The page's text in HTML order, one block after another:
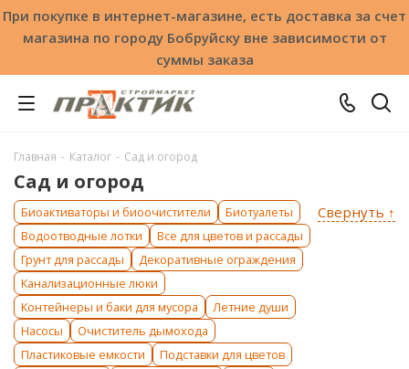
При покупке в интернет-магазине, есть доставка за счет
магазина по городу Бобруйску вне зависимости от
суммы заказа
Главная - Каталог - Сад и огород
Сад и огород
Свернуть ↑
Биоактиваторы и биоочистители
Биотуалеты
Водоотводные лотки
Все для цветов и рассады
Грунт для рассады
Декоративные ограждения
Канализационные люки
Контейнеры и баки для мусора
Летние души
Насосы
Очиститель дымохода
Пластиковые емкости
Подставки для цветов